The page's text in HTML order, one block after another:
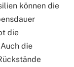
können die
die
die